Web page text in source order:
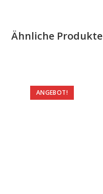
Ähnliche Produkte
ANGEBOT!